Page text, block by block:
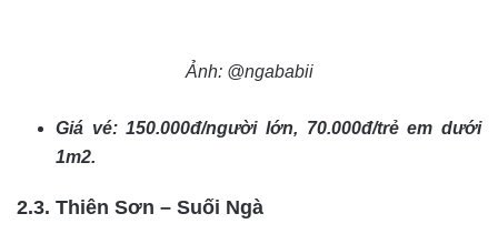
Ảnh: @ngababii
Giá vé: 150.000đ/người lớn, 70.000đ/trẻ em dưới
1m2.
2.3. Thiên Sơn – Suối Ngà